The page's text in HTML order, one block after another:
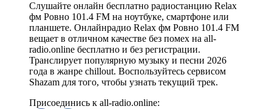
Слушайте онлайн бесплатно радиостанцию Relax
фм Ровно 101.4 FM на ноутбуке, смартфоне или
планшете. Онлайнрадио Relax фм Ровно 101.4 FM
вещает в отличном качестве без помех на all-
radio.online бесплатно и без регистрации.
Транслирует популярную музыку и песни 2026
года в жанре chillout. Воспользуйтесь сервисом
Shazam для того, чтобы узнать текущий трек.
Присоединись к all-radio.online: